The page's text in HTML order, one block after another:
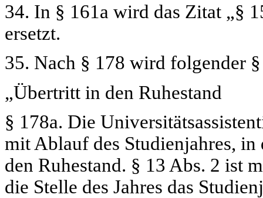
34. In § 161a wird das Zitat „§
ersetzt.
35. Nach § 178 wird folgender
„Übertritt in den Ruhestand
§ 178a. Die
mit Ablauf des Studienjahres,
den Ruhestand. § 13 Abs. 2 ist
die Stelle des Jahres das